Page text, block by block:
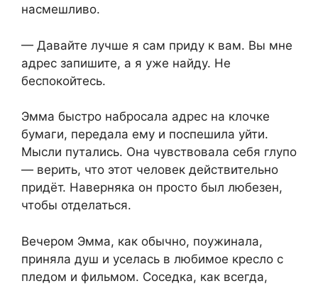
насмешливо.
— Давайте лучше я сам приду к вам. Вы мне
адрес запишите, а я уже найду. Не
беспокойтесь.
Эмма быстро набросала адрес на клочке
бумаги, передала ему и поспешила уйти.
Мысли путались. Она чувствовала себя глупо
— верить, что этот человек действительно
придёт. Наверняка он просто был любезен,
чтобы отделаться.
Вечером Эмма, как обычно, поужинала,
приняла душ и уселась в любимое кресло с
пледом и фильмом. Соседка, как всегда,